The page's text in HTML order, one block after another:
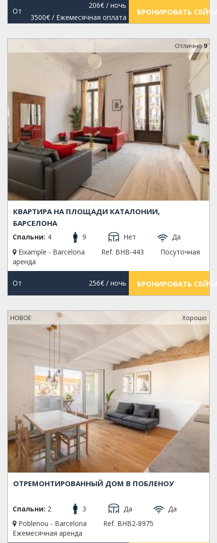
От
206€/ ночь
3500€/ Ежемесячная оплата
БРОНИРОВАТЬ
Oтлично9
КВАРТИРА НА ПЛОЩАДИ КАТАЛОНИИ,
БАРСЕЛОНА
Спальни: 4 9 Нет
Да
Eixample - Barcelona
Ref. BHB-443
Посуточная
аренда
От 256€/ ночь БРОНИРОВАТЬ
НОВОЕ Xорошо
ОТРЕМОНТИРОВАННЫЙ ДОМ В ПОБЛЕНОУ
Спальни: 2 3 Да
Да
Poblenou - Barcelona
Ref. BHB2-8975
Ежемесячная аренда